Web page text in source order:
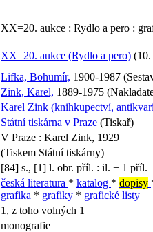
XX=20. aukce : Rydlo a pero :
XX=20. aukce (Rydlo a pero) (10.
Lifka, Bohumír, 1900-1987
Zink, Karel, 1889-1975
Karel Zink (knihkupectví,
Státní tiskárna v Praze (Tiskař)
V Praze : Karel Zink, 1929
(Tiskem Státní tiskárny)
[84] s., [1] l. obr. příl. : il. + 1 příl.
česká literatura * katalog * dopisy
grafika * grafiky * grafické listy
1, z toho volných 1
monografie